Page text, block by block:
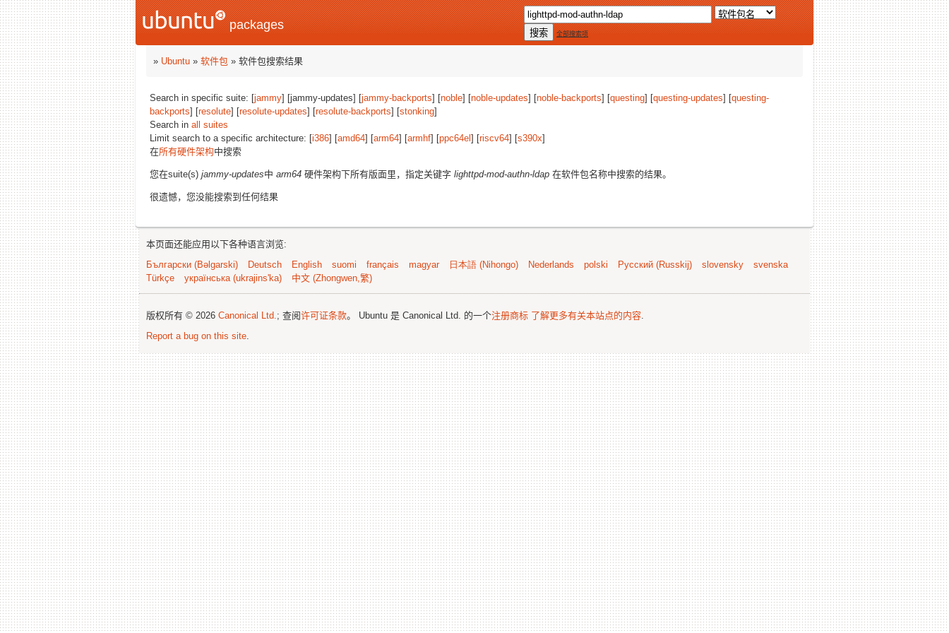
packages
全部搜索项
» Ubuntu » 软件包 » 软件包搜索结果
Search in specific suite: [jammy] [jammy-updates] [jammy-backports] [noble] [noble-updates] [noble-backports] [questing] [questing-updates] [questing-
backports] [resolute] [resolute-updates] [resolute-backports] [stonking]
Search in all suites
Limit search to a specific architecture: [i386] [amd64] [arm64] [armhf] [ppc64el ] [riscv64] [s390x]
在所有硬件架构中搜索
您在suite(s) jammy-updates中 arm64 硬件架构下所有版面里，指定关键字 lighttpd-mod-authn-ldap 在软件包名称中搜索的结果。
很遗憾，您没能搜索到任何结果
本页面还能应用以下各种语言浏览:
Български (Bəlgarski)
Deutsch English suomi français magyar 日本語 (Nihongo) Nederlands polski Русский (Russkij) slovensky
svenska
Türkçe
українська (ukrajins'ka) 中文 (Zhongwen,繁)
版权所有 © 2026 Canonical Ltd.; 查阅许可证条款。 Ubuntu 是 Canonical Ltd. 的一个注册商标 了解更多有关本站点的内容.
Report a bug on this site.